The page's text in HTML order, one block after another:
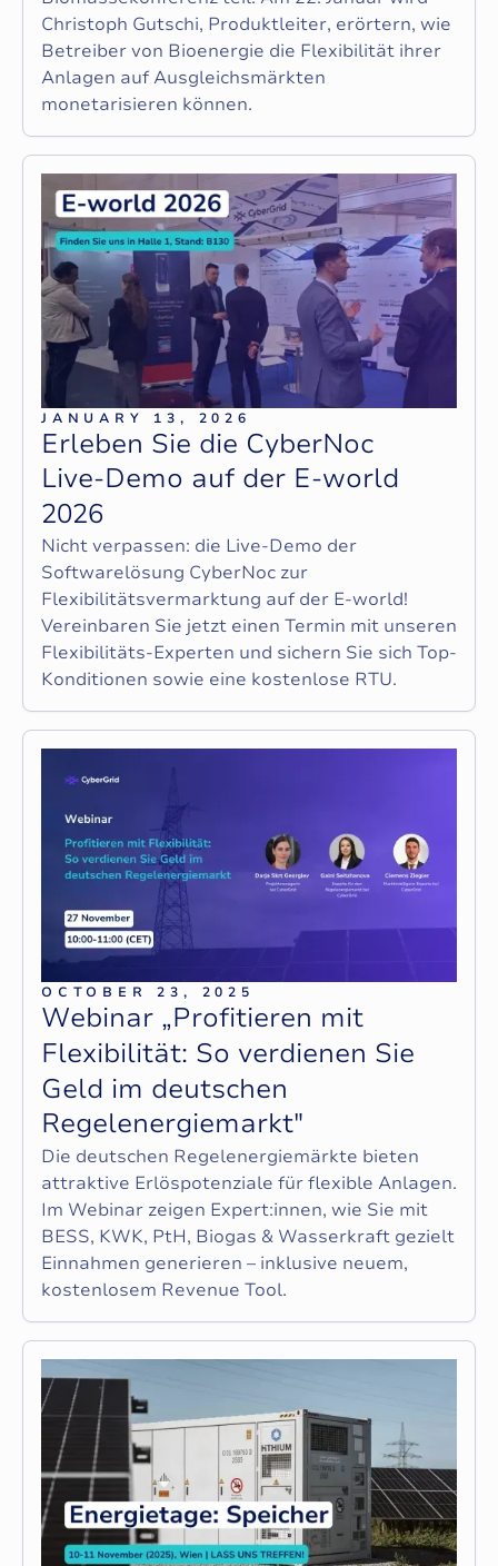
Christoph Gutschi, Produktleiter, erörtern, wie
Betreiber von Bioenergie die Flexibilität ihrer
Anlagen auf Ausgleichsmärkten
monetarisieren können.
JANUARY 13, 2026
Erleben Sie die CyberNoc
Live-Demo auf der E-world
2026
Nicht verpassen: die Live-Demo der
Softwarelösung CyberNoc zur
Flexibilitätsvermarktung auf der E‑world!
Vereinbaren Sie jetzt einen Termin mit unseren
Flexibilitäts-Experten und sichern Sie sich Top-
Konditionen sowie eine kostenlose RTU.
OCTOBER 23, 2025
Webinar „Profitieren mit
Flexibilität: So verdienen Sie
Geld im deutschen
Regelenergiemarkt"
Die deutschen Regelenergiemärkte bieten
attraktive Erlöspotenziale für flexible Anlagen.
Im Webinar zeigen Expert:innen, wie Sie mit
BESS, KWK, PtH, Biogas & Wasserkraft gezielt
Einnahmen generieren – inklusive neuem,
kostenlosem Revenue Tool.